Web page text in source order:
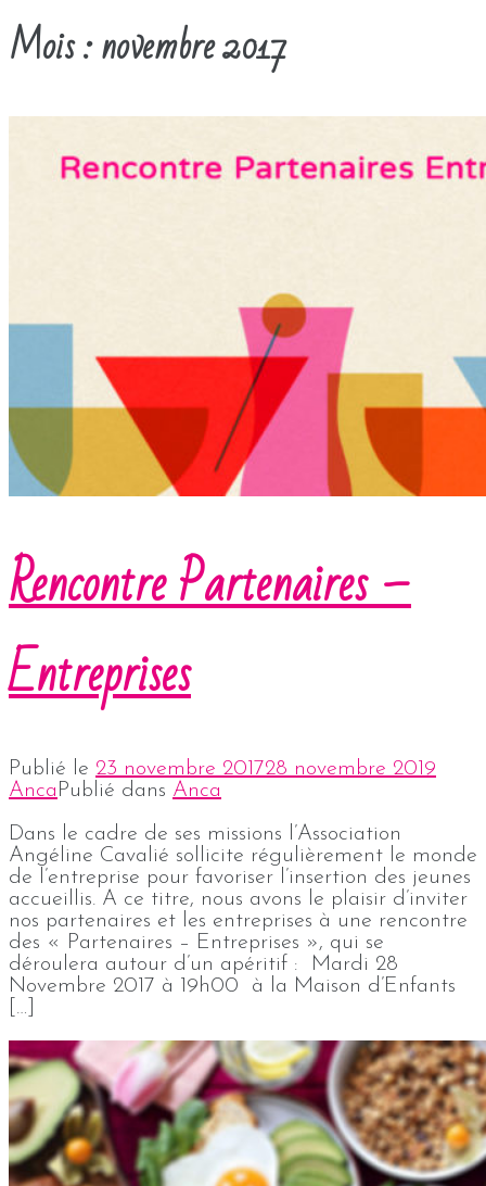
Mois :novembre 2017
Rencontre Partenaires –
Entreprises
Publié le 23 novembre 201728 novembre 2019
Anca Publié dans Anca
Dans le cadre de ses missions l’Association
Angéline Cavalié sollicite régulièrement le monde
de l’entreprise pour favoriser l’insertion des jeunes
accueillis. A ce titre, nous avons le plaisir d’inviter
nos partenaires et les entreprises à une rencontre
des « Partenaires – Entreprises », qui se
déroulera autour d’un apéritif : Mardi 28
Novembre 2017 à 19h00 à la Maison d’Enfants
[…]